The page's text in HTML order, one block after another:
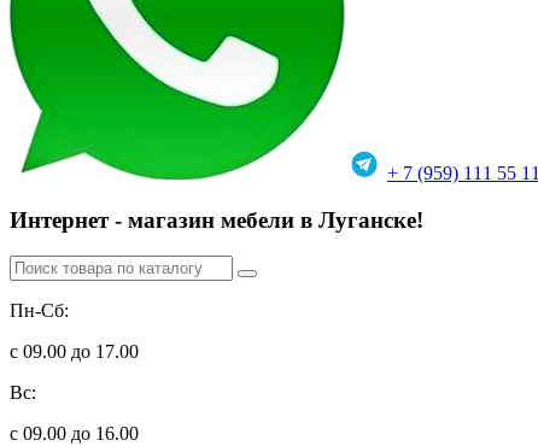
+ 7 (959) 111 55 11
Интернет - магазин мебели в Луганске!
Пн-Сб:
с 09.00 до 17.00
Вс:
с 09.00 до 16.00